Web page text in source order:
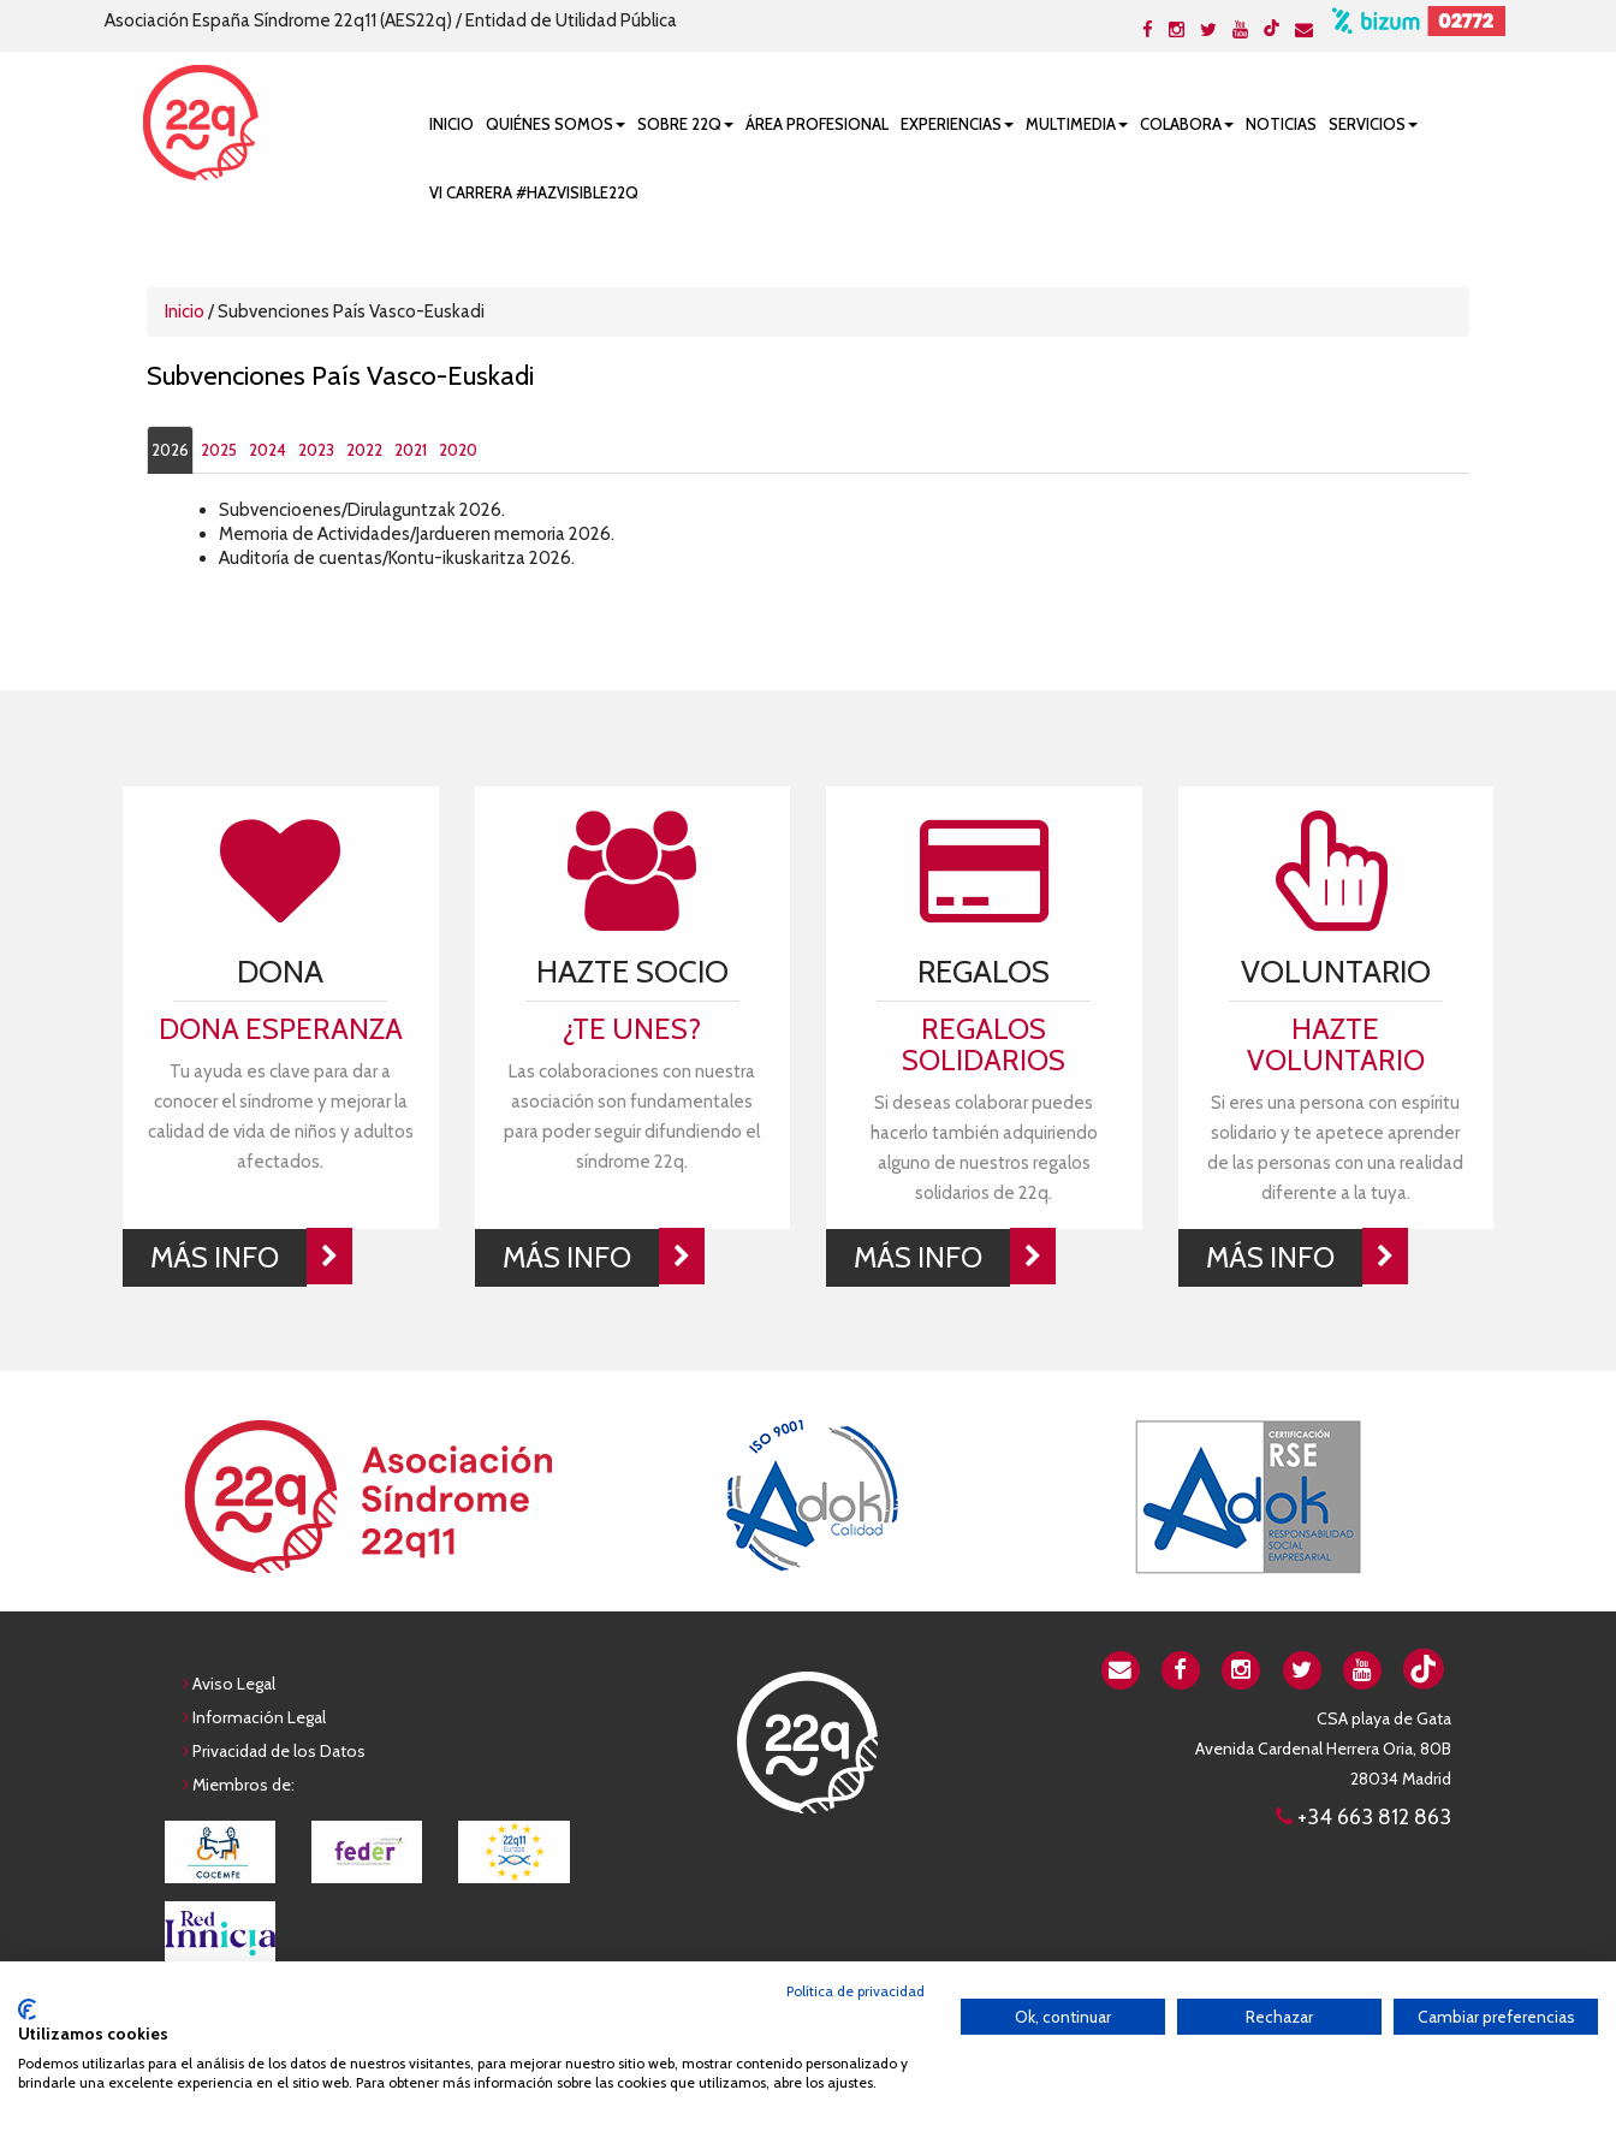
Asociación España Síndrome 22q11 (AES22q) / Entidad de Utilidad Pública
INICIO QUIÉNES SOMOS SOBRE 22Q ÁREA PROFESIONAL EXPERIENCIAS MULTIMEDIA COLABORA NOTICIAS SERVICIOS
VI CARRERA #HAZVISIBLE22Q
Inicio /Subvenciones País Vasco-Euskadi
Subvenciones País Vasco-Euskadi
2026 2025 2024 2023 2022 2021 2020
Subvencioenes/Dirulaguntzak 2026.
Memoria de Actividades/Jardueren memoria 2026.
Auditoría de cuentas/Kontu-ikuskaritza 2026.
DONA
DONA ESPERANZA
Tu ayuda es clave para dar a
conocer el síndrome y mejorar la
calidad de vida de niños y adultos
afectados.
MÁS INFO
HAZTE SOCIO
¿TE UNES?
Las colaboraciones con nuestra
asociación son fundamentales
para poder seguir difundiendo el
síndrome 22q.
MÁS INFO
REGALOS
REGALOS
SOLIDARIOS
Si deseas colaborar puedes
hacerlo también adquiriendo
alguno de nuestros regalos
solidarios de 22q.
MÁS INFO
VOLUNTARIO
HAZTE
VOLUNTARIO
Si eres una persona con espíritu
solidario y te apetece aprender
de las personas con una realidad
diferente a la tuya.
MÁS INFO
Aviso Legal
Información Legal
Privacidad de los Datos
Miembros de:
CSA playa de Gata
Avenida Cardenal Herrera Oria, 80B
28034 Madrid
+34 663 812 863
Queda prohibida de forma expresa la copia, reproducción o distribución de la totalidad o parte de los contenidos del sitio web sin el consentimiento por escrito de la Asociación
Política de privacidad
Utilizamos cookies
Podemos utilizarlas para el análisis de los datos de nuestros visitantes, para mejorar nuestro sitio web, mostrar contenido personalizado y
brindarle una excelente experiencia en el sitio web. Para obtener más información sobre las cookies que utilizamos, abre los ajustes.
Ok, continuar Rechazar Cambiar preferencias